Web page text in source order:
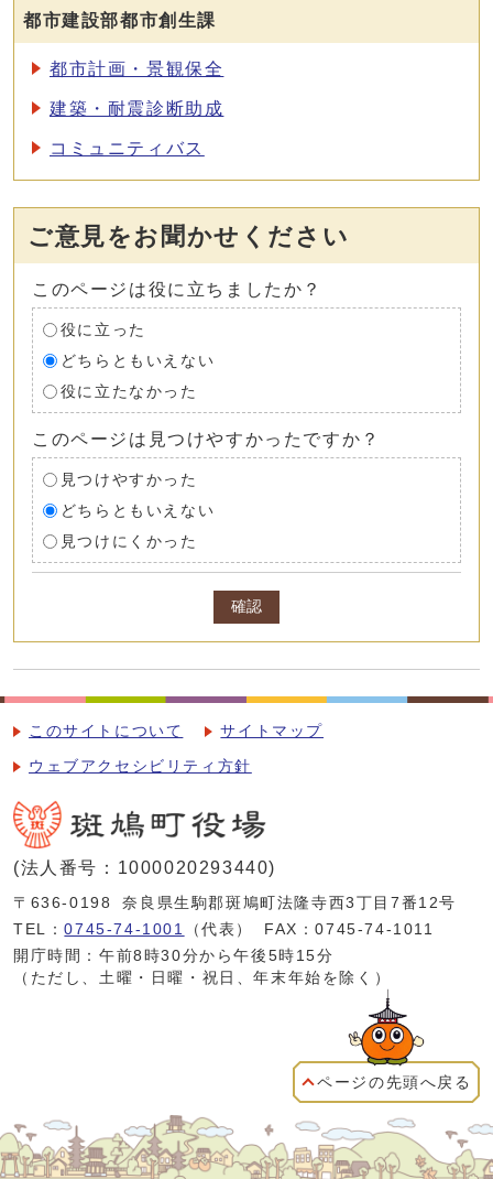
都市建設部都市創生課
都市計画・景観保全
建築・耐震診断助成
コミュニティバス
ご意見をお聞かせください
このページは役に立ちましたか？
役に立った
どちらともいえない
役に立たなかった
このページは見つけやすかったですか？
見つけやすかった
どちらともいえない
見つけにくかった
確認
このサイトについて サイトマップ
ウェブアクセシビリティ方針
(法人番号：1000020293440)
〒636-0198
奈良県生駒郡斑鳩町法隆寺西3丁目7番12号
TEL：0745-74-1001 （代表）
FAX：0745-74-1011
開庁時間：午前8時30分から午後5時15分
（ただし、土曜・日曜・祝日、年末年始を除く）
ページの先頭へ戻る